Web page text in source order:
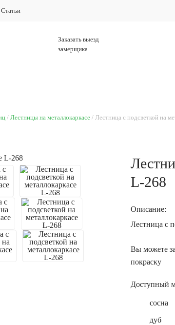
Статьи
Заказать выезд
замерщика
Лестницы на металлокаркасе Лестница с подсветкой на
L-268
Описание:
Лестница с
Вы можете
покраску
Доступный
сосна
дуб